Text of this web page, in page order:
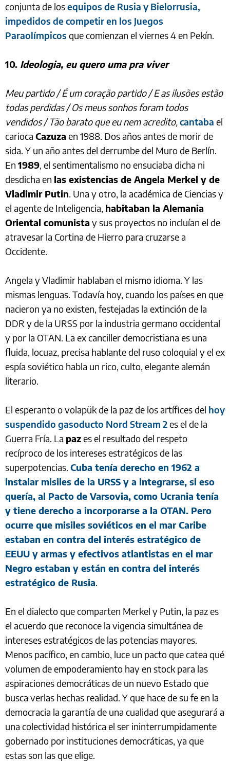
conjunta de losequipos de Rusia y Bielorrusia,
impedidos de competir en los Juegos
Paraolímpicos que comienzan el viernes 4 en Pekín.
10. Ideologia, eu quero uma pra viver
Meu partido / É um coração partido / E as ilusões estão
todas perdidas / Os meus sonhos foram todos
vendidos / Tão barato que eu nem acredito,cantaba el
carioca Cazuza en 1988. Dos años antes de morir de
sida. Y un año antes del derrumbe del Muro de Berlín.
En 1989, el sentimentalismo no ensuciaba dicha ni
desdicha en las existencias de Angela Merkel y de
Vladimir Putin. Una y otro, la académica de Ciencias y
el agente de Inteligencia, habitaban la Alemania
Oriental comunista y sus proyectos no incluían el de
atravesar la Cortina de Hierro para cruzarse a
Occidente.
Angela y Vladimir hablaban el mismo idioma. Y las
mismas lenguas. Todavía hoy, cuando los países en que
nacieron ya no existen, festejadas la extinción de la
DDR y de la URSS por la industria germano occidental
y por la OTAN. La ex canciller democristiana es una
fluida, locuaz, precisa hablante del ruso coloquial y el ex
espía soviético habla un rico, culto, elegante alemán
literario.
El esperanto o volapük de la paz de los artífices del hoy
suspendido gasoducto Nord Stream 2es el de la
Guerra Fría. La pazes el resultado del respeto
recíproco de los intereses estratégicos de las
superpotencias. Cuba tenía derecho en 1962 a
instalar misiles de la URSS y a integrarse, si eso
quería, al Pacto de Varsovia, como Ucrania tenía
y tiene derecho a incorporarse a la OTAN. Pero
ocurre que misiles soviéticos en el mar Caribe
estaban en contra del interés estratégico de
EEUU y armas y efectivos atlantistas en el mar
Negro estaban y están en contra del interés
estratégico de Rusia.
En el dialecto que comparten Merkel y Putin, la paz es
el acuerdo que reconoce la vigencia simultánea de
intereses estratégicos de las potencias mayores.
Menos pacífico, en cambio, luce un pacto que catea qué
volumen de empoderamiento hay en stock para las
aspiraciones democráticas de un nuevo Estado que
busca verlas hechas realidad. Y que hace de su fe en la
democracia la garantía de una cualidad que asegurará a
una colectividad histórica el ser ininterrumpidamente
gobernado por instituciones democráticas, ya que
estas son las que elige.